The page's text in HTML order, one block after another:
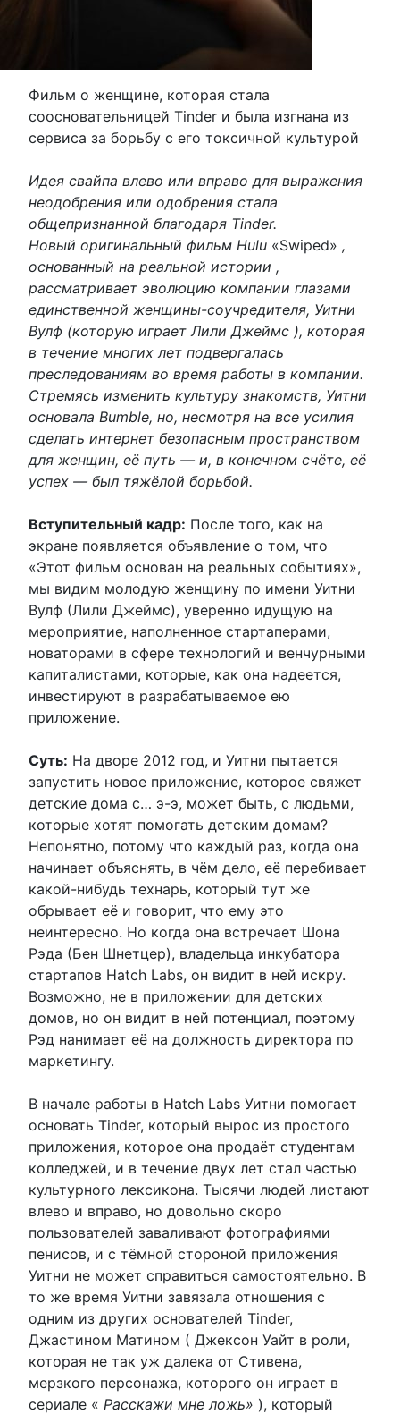
Фильм о женщине, которая стала
соосновательницей Tinder и была изгнана из
сервиса за борьбу с его токсичной культурой
Идея свайпа влево или вправо для выражения
неодобрения или одобрения стала
общепризнанной благодаря Tinder.
Новый оригинальный фильм Hulu «Swiped» ,
основанный на реальной истории ,
рассматривает эволюцию компании глазами
единственной женщины-соучредителя, Уитни
Вулф (которую играет Лили Джеймс ), которая
в течение многих лет подвергалась
преследованиям во время работы в компании.
Стремясь изменить культуру знакомств, Уитни
основала Bumble, но, несмотря на все усилия
сделать интернет безопасным пространством
для женщин, её путь — и, в конечном счёте, её
успех — был тяжёлой борьбой.
Вступительный кадр: После того, как на
экране появляется объявление о том, что
«Этот фильм основан на реальных событиях»,
мы видим молодую женщину по имени Уитни
Вулф (Лили Джеймс), уверенно идущую на
мероприятие, наполненное стартаперами,
новаторами в сфере технологий и венчурными
капиталистами, которые, как она надеется,
инвестируют в разрабатываемое ею
приложение.
Суть: На дворе 2012 год, и Уитни пытается
запустить новое приложение, которое свяжет
детские дома с… э-э, может быть, с людьми,
которые хотят помогать детским домам?
Непонятно, потому что каждый раз, когда она
начинает объяснять, в чём дело, её перебивает
какой-нибудь технарь, который тут же
обрывает её и говорит, что ему это
неинтересно. Но когда она встречает Шона
Рэда (Бен Шнетцер), владельца инкубатора
стартапов Hatch Labs, он видит в ней искру.
Возможно, не в приложении для детских
домов, но он видит в ней потенциал, поэтому
Рэд нанимает её на должность директора по
маркетингу.
В начале работы в Hatch Labs Уитни помогает
основать Tinder, который вырос из простого
приложения, которое она продаёт студентам
колледжей, и в течение двух лет стал частью
культурного лексикона. Тысячи людей листают
влево и вправо, но довольно скоро
пользователей заваливают фотографиями
пенисов, и с тёмной стороной приложения
Уитни не может справиться самостоятельно. В
то же время Уитни завязала отношения с
одним из других основателей Tinder,
Джастином Матином ( Джексон Уайт в роли,
которая не так уж далека от Стивена,
мерзкого персонажа, которого он играет в
сериале « Расскажи мне ложь» ), который